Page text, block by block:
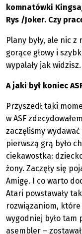
komnatówki
Rys /Joker. Czy
Plany były, ale nic z
gorące głowy i
wypalały jak widzisz.
A jaki był koniec
Przyszedł taki
w ASF
zaczęliśmy
pierwszą grą było
ciekawostka:
żony. Zaczęły się
Amigę. I co warto
Atari powstawały
rozwiązaniom, które
wygodniej było tam
asembler –